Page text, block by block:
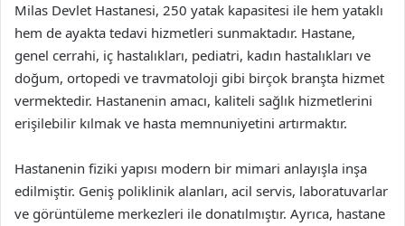
Milas Devlet Hastanesi, 250 yatak kapasitesi ile hem yataklı
hem de ayakta tedavi hizmetleri sunmaktadır. Hastane,
genel cerrahi, iç hastalıkları, pediatri, kadın hastalıkları ve
doğum, ortopedi ve travmatoloji gibi birçok branşta hizmet
vermektedir. Hastanenin amacı, kaliteli sağlık hizmetlerini
erişilebilir kılmak ve hasta memnuniyetini artırmaktır.
Hastanenin fiziki yapısı modern bir mimari anlayışla inşa
edilmiştir. Geniş poliklinik alanları, acil servis, laboratuvarlar
ve görüntüleme merkezleri ile donatılmıştır. Ayrıca, hastane